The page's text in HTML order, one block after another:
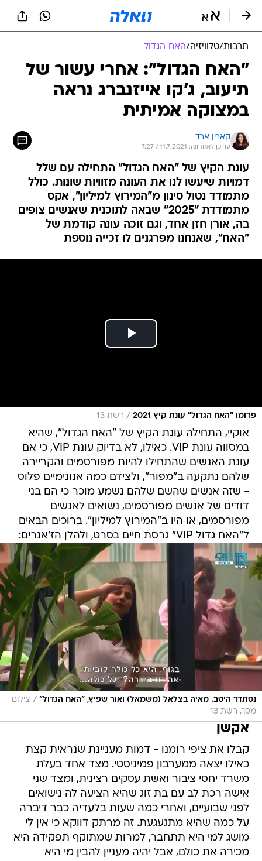
תרבות/טלוויזיה/האח הגדול
"האח הגדול": אחרי עשור של
תיעוב, ג'קו אייזנברג נראה
במצוקה אמיתית
קארין ארד
עודכן לאחרונה: 11.7.2021 / 7:27
עונת הקיץ של "האח הגדול" התחילה עם שלל
דמויות שיעשו לנו את העונה מזוויות שונות. כולל
מתמודד נטול סינון מ"המירוץ למיליון", אקס
מתמודדת "2025" שבאה לתוכנית שאנשים צופים
בה, אורן חזן אחד, וגם זוכה עונה קודמת של
"האח", שאנחנו מפרגנים לו זכייה נוספת
פרומו "האח הגדול" עונת קיץ 2021 / רשת 13
אוקיי, התחילה עונת הקיץ של "האח הגדול", שהיא
במסווה עונת VIP. כאילו, לא בדיוק עונת VIP, כי אם
עונת האנשים שהתחילו להיות מפורסמים והקריירה
שלהם נתקעה ב"מפור", ולצידם כמה אנונימיים פלוס
- שזה אנשים שהשם שלהם נשמע מוכר כי הם בני
דודים של אנשים מפורסמים, נשואים לאנשים
מפורסמים, או היו ב"המירוץ למיליון". ברוכים הבאים
ל"האח גדול VIP" גרסת חיים בסרט, ולהלן הז'אנרים:
נסתדר היטב. מאיה בצלאל (משמאל) ואור שפיץ, "האח הגדול" / צילום
מסך, רשת 13
אקשן
קבלו את ציפי רומנו - דמות מעניינת שנראית קצת
כאילו יצאה ממערבון פמיניסטי. מצד אחד בעלת
משרד יחסי ציבור ואשת עסקים רצינית, ומצד שני
אישה רכת לב עם בת זוג שהיא הציעה לה נישואים
לפני שבועיים, ואחרי כמה שעות בלעדיה כבר דיברה
על כמה שהיא מתגעגעת. זה מרתק דווקא כי אין לי
מושג למי היא תתחבר, למרות שמתוקף תפקידה היא
מכירה את כולם, אבל יהיה מעניין להבין מי היא